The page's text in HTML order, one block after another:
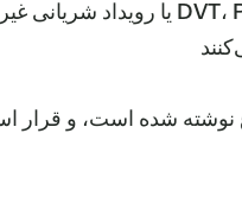
نوشته شده است، و